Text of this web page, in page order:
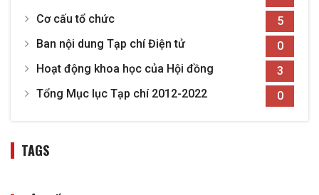
Cơ cấu tổ chức
5
Ban nội dung Tạp chí Điện tử
0
Hoạt động khoa học của Hội đồng
3
Tổng Mục lục Tạp chí 2012-2022
0
TAGS